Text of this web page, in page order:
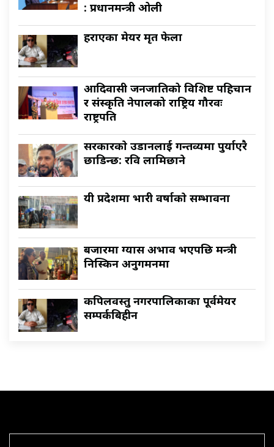
: प्रधानमन्त्री ओली
हराएका मेयर मृत फेला
आदिवासी जनजातिको विशिष्ट पहिचान
र संस्कृति नेपालको राष्ट्रिय गौरवः
राष्ट्रपति
सरकारकाे उडानलाई गन्तव्यमा पुर्याएरै
छाडिन्छ: रवि लामिछाने
यी प्रदेशमा भारी वर्षाकाे सम्भावना
बजारमा ग्यास अभाव भएपछि मन्त्री
निस्किन अनुगमनमा
कपिलवस्तु नगरपालिकाका पूर्वमेयर
सम्पर्कबिहीन